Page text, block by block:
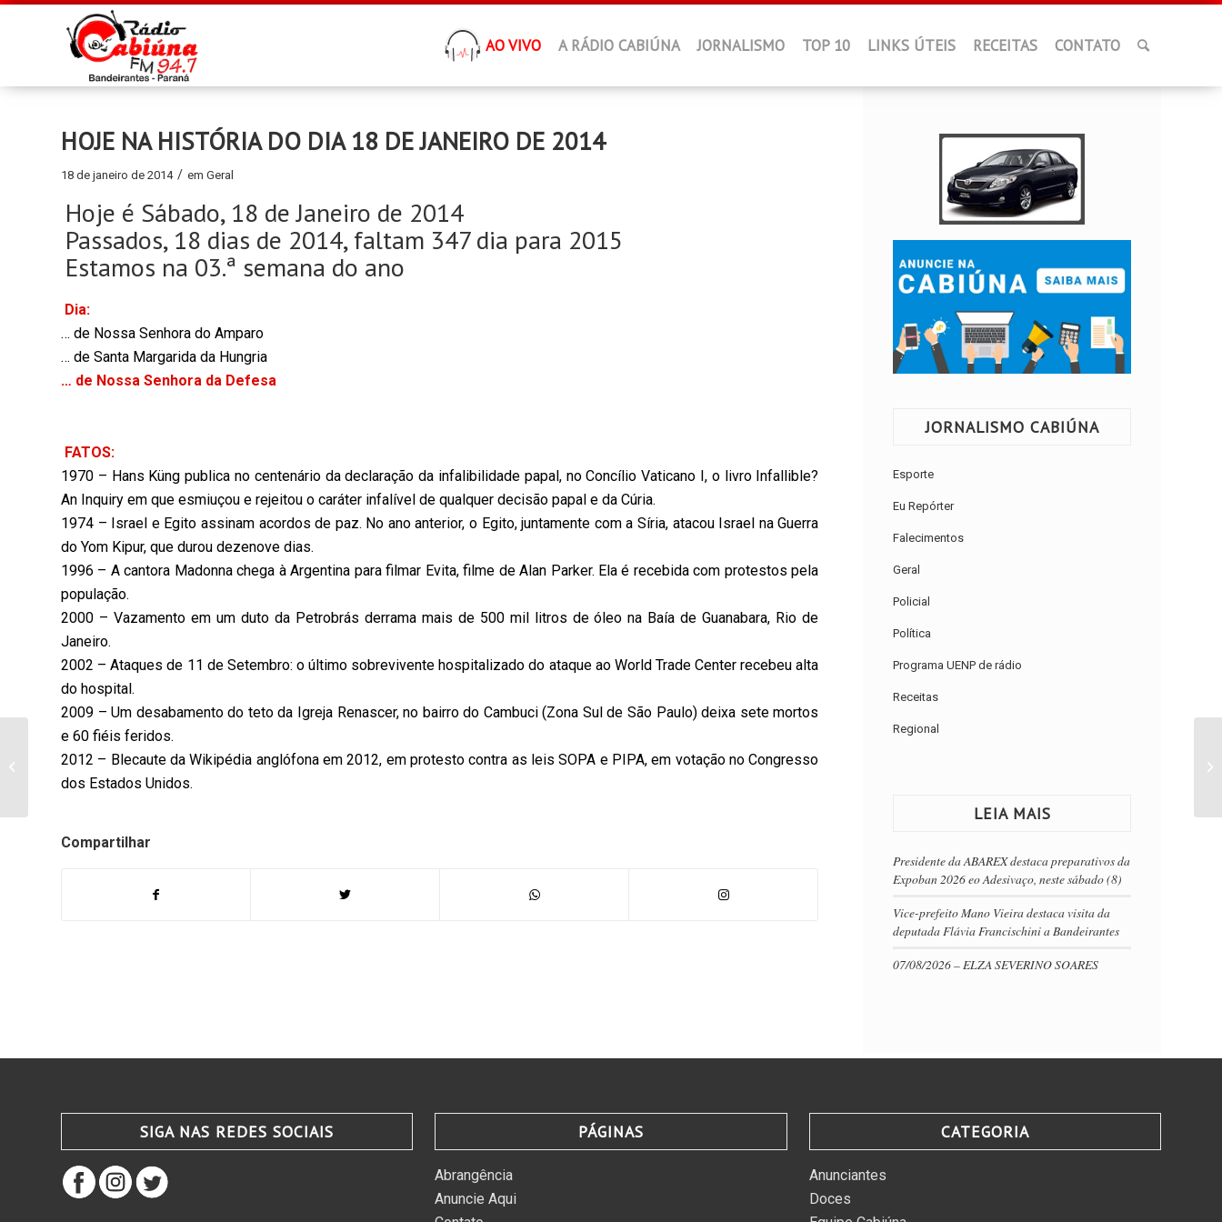
AO VIVO A RÁDIO CABIÚNA JORNALISMO TOP 10 LINKS ÚTEIS RECEITAS CONTATO
HOJE NA HISTÓRIA DO DIA 18 DE JANEIRO DE 2014
18 de janeiro de 2014 / em Geral
Hoje é Sábado, 18 de Janeiro de 2014
Passados, 18 dias de 2014, faltam 347 dia para 2015
Estamos na 03.ª semana do ano
Dia:
… de Nossa Senhora do Amparo
… de Santa Margarida da Hungria
… de Nossa Senhora da Defesa
FATOS:
1970 – Hans Küng publica no centenário da declaração da infalibilidade papal, no Concílio Vaticano I, o livro Infallible?
An Inquiry em que esmiuçou e rejeitou o caráter infalível de qualquer decisão papal e da Cúria.
1974 – Israel e Egito assinam acordos de paz. No ano anterior, o Egito, juntamente com a Síria, atacou Israel na Guerra
do Yom Kipur, que durou dezenove dias.
1996 – A cantora Madonna chega à Argentina para filmar Evita, filme de Alan Parker. Ela é recebida com protestos pela
população.
2000 – Vazamento em um duto da Petrobrás derrama mais de 500 mil litros de óleo na Baía de Guanabara, Rio de
Janeiro.
2002 – Ataques de 11 de Setembro: o último sobrevivente hospitalizado do ataque ao World Trade Center recebeu alta
do hospital.
2009 – Um desabamento do teto da Igreja Renascer, no bairro do Cambuci (Zona Sul de São Paulo) deixa sete mortos
e 60 fiéis feridos.
2012 – Blecaute da Wikipédia anglófona em 2012, em protesto contra as leis SOPA e PIPA, em votação no Congresso
dos Estados Unidos.
Compartilhar
JORNALISMO CABIÚNA
Esporte
Eu Repórter
Falecimentos
Geral
Policial
Política
Programa UENP de rádio
Receitas
Regional
LEIA MAIS
Presidente da ABAREX destaca preparativos da
Expoban 2026 eo Adesivaço, neste sábado (8)
Vice-prefeito Mano Vieira destaca visita da
deputada Flávia Francischini a Bandeirantes
07/08/2026 – ELZA SEVERINO SOARES
SIGA NAS REDES SOCIAIS PÁGINAS
Abrangência
Anuncie Aqui
CATEGORIA
Anunciantes
Doces
Trabalhos da
Associação de
Proteção dos Animais